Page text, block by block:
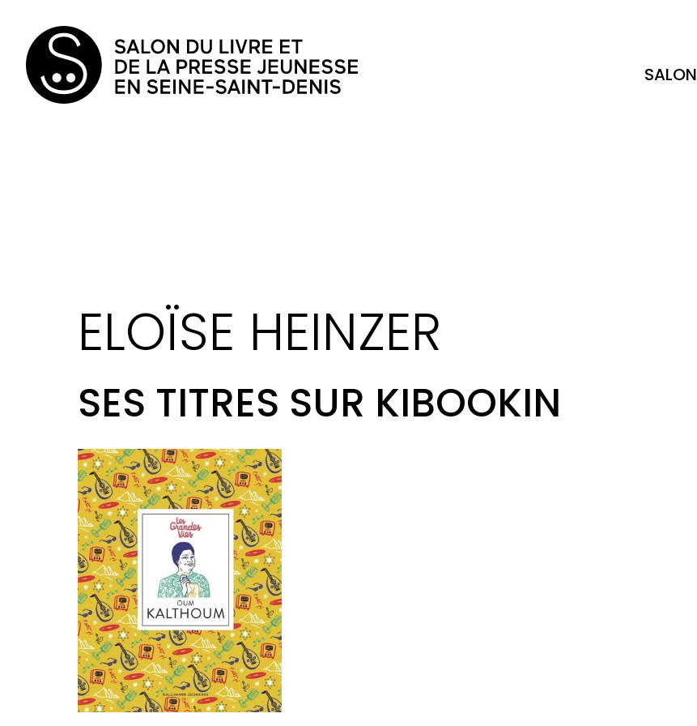
SALON
ELOÏSE HEINZER
SES TITRES SUR KIBOOKIN